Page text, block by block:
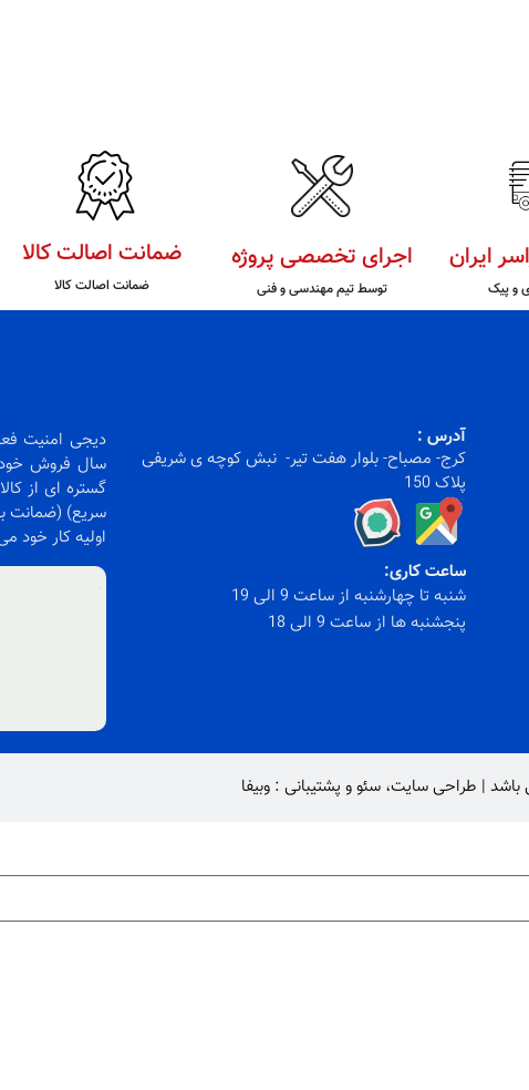
ایران
و پیک
اجرای تخصصی پروژه
توسط تیم مهندسی و فنی
ضمانت اصالت کالا
ضمانت اصالت کالا
آدرس :
کرج- مصباح- بلوار هفت تیر- نبش کوچه ی شریفی
پلاک 150
ساعت کاری:
شنبه تا چهارشنبه از ساعت 9 الی 19
پنجشنبه ها از ساعت 9 الی 18
سال فروش خود
گستره ای از
سریع) (ضمانت
اولیه کار خود
| طراحی سایت، سئوو پشتیبانی : وبیفا